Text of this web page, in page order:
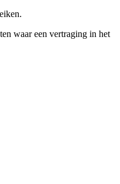
waar een vertraging in het